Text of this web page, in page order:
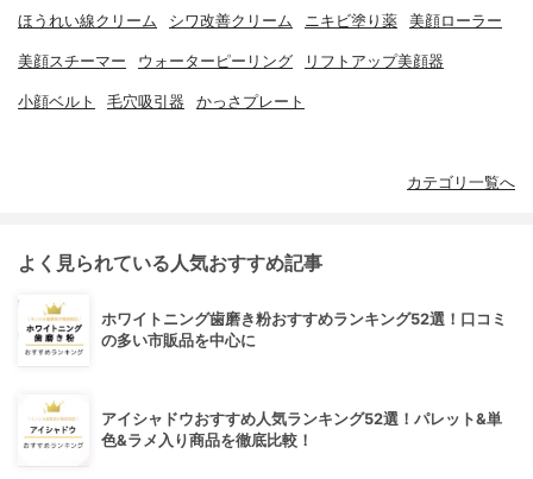
ほうれい線クリーム シワ改善クリーム ニキビ塗り薬 美顔ローラー
美顔スチーマー ウォーターピーリング リフトアップ美顔器
小顔ベルト 毛穴吸引器 かっさプレート
カテゴリ一覧へ
よく見られている人気おすすめ記事
ホワイトニング歯磨き粉おすすめランキング52選！口コミ
の多い市販品を中心に
アイシャドウおすすめ人気ランキング52選！パレット&単
色&ラメ入り商品を徹底比較！